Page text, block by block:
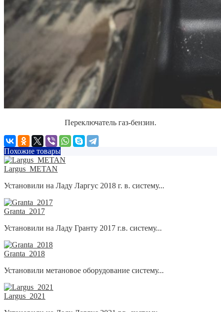
Переключатель газ-бензин.
Похожие товары
Largus_METAN
Установили на Ладу Ларгус 2018 г. в. систему...
Granta_2017
Установили на Ладу Гранту 2017 г.в. систему...
Granta_2018
Установили метановое оборудование систему...
Largus_2021